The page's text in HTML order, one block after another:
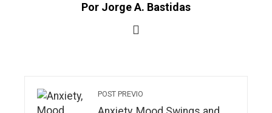
Por Jorge A. Bastidas
POST PREVIO